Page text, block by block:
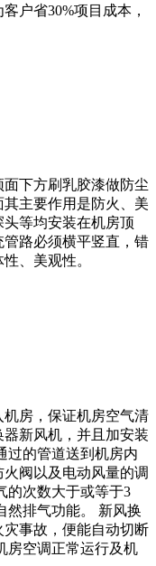
户省30%项目成本，
下方刷乳胶漆做防尘
主要作用是防火、美
等均安装在机房顶
路必须横平竖直，错
、美观性。
房，保证机房空气清
新风机，并且加安装
过的管道送到机房内
阀以及电动风量的调
的次数大于或等于3
然排气功能。 新风换
事故，便能自动切断
房空调正常运行及机